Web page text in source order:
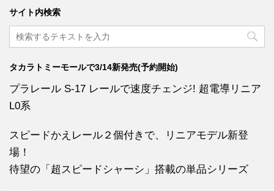
サイト内検索
タカラトミーモールで3/14新発売(予約開始)
プラレール S-17 レールで速度チェンジ! 超電導リニア
L0系
スピードかえレール２個付きで、リニアモデル新登
場！
待望の「超スピードシャーシ」搭載の単品シリーズ